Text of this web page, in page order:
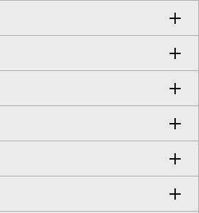
・ドレス
パンツ
カート
・スーツ